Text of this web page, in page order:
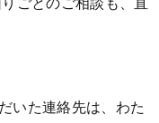
いた連絡先は、わた